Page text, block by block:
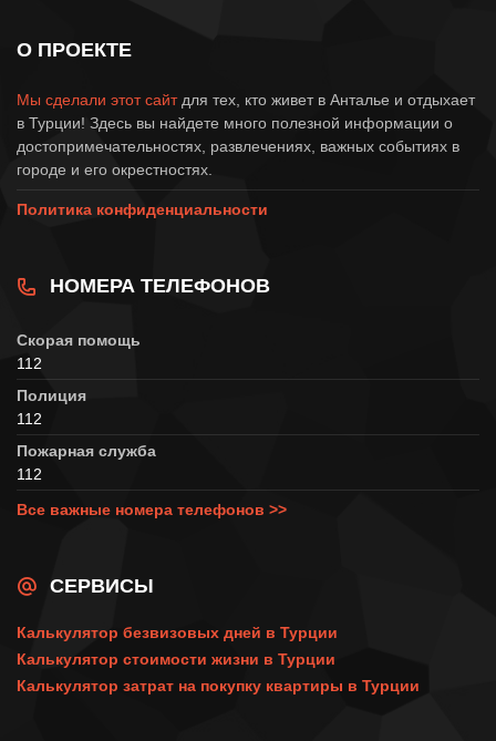
О ПРОЕКТЕ
Мы сделали этот сайтдля тех, кто живет в Анталье и отдыхает
в Турции! Здесь вы найдете много полезной информации о
достопримечательностях, развлечениях, важных событиях в
городе и его окрестностях.
Политика конфиденциальности
НОМЕРА ТЕЛЕФОНОВ
Скорая помощь
112
Полиция
112
Пожарная служба
112
Все важные номера телефонов >>
СЕРВИСЫ
Калькулятор безвизовых дней в Турции
Калькулятор стоимости жизни в Турции
Калькулятор затрат на покупку квартиры в Турции